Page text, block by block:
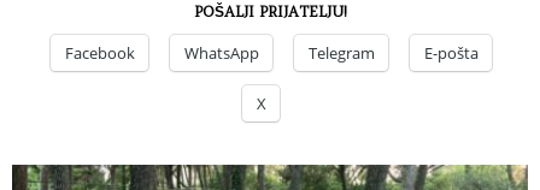
POŠALJI PRIJATELJU!
Facebook WhatsApp Telegram E-pošta
X